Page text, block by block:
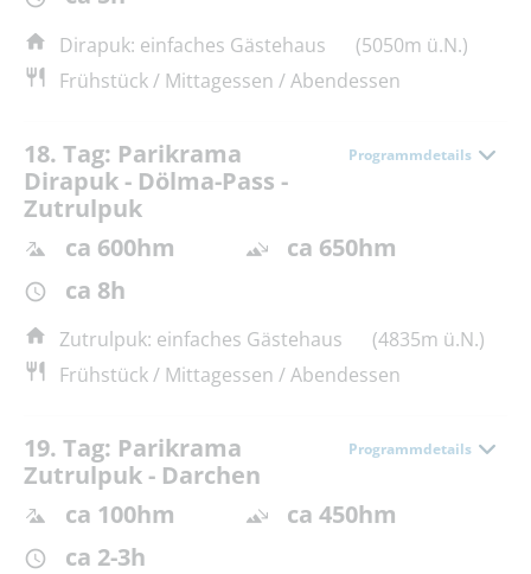
Dirapuk: einfaches Gästehaus
(5050m ü.N.)
Frühstück / Mittagessen / Abendessen
18. Tag: Parikrama
Dirapuk - Dölma-Pass -
Zutrulpuk
Programmdetails
ca 600hm
ca 650hm
ca 8h
Zutrulpuk: einfaches Gästehaus
(4835m ü.N.)
Frühstück / Mittagessen / Abendessen
19. Tag: Parikrama
Zutrulpuk - Darchen
Programmdetails
ca 100hm
ca 450hm
ca 2-3h